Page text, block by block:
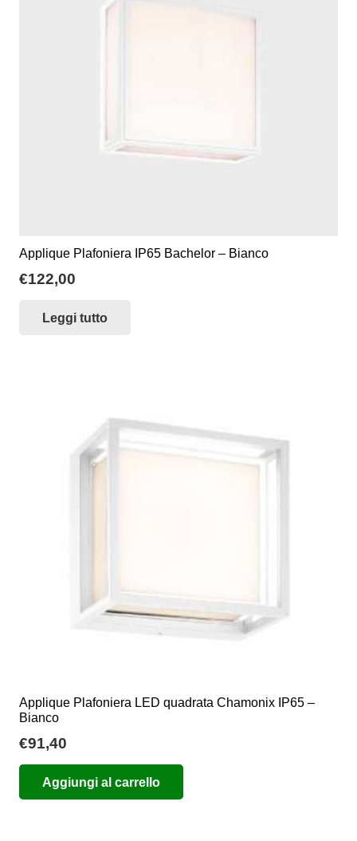
Applique Plafoniera IP65 Bachelor – Bianco
€122,00
Leggi tutto
Applique Plafoniera LED quadrata Chamonix IP65 –
Bianco
€91,40
Aggiungi al carrello